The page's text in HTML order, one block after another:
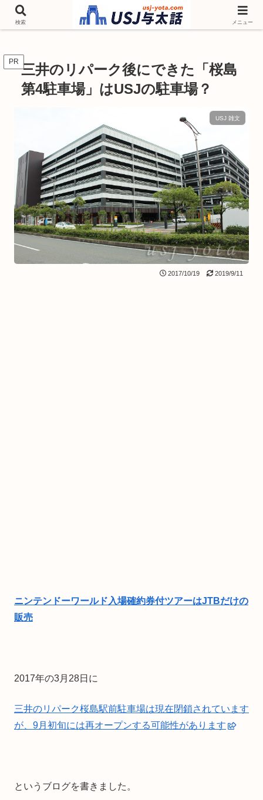
チケットやシーズンイベント ニンテンドーワールド アトラクションなどユニ
バを歩いて情報収集しています
PR 三井のリパーク後にできた「桜島
第4駐車場」はUSJの駐車場？
USJ 雑文
2017/10/19 2019/9/11
ニンテンドーワールド入場確約券付ツアーはJTBだけの
販売
2017年の3月28日に
三井のリパーク桜島駅前駐車場は現在閉鎖されています
が、9月初旬には再オープンする可能性があります
というブログを書きました。
検索 メニュー